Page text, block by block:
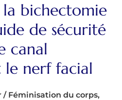
la bichectomie
de sécurité
canal
nerf facial
/ Féminisation du corps,